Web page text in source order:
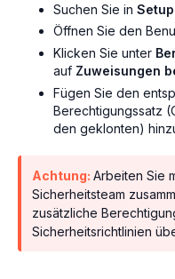
Suchen Sie in Setup
Öffnen Sie den
Klicken Sie unter
auf Zuweisungen
Fügen Sie den
Berechtigungssatz
den geklonten)
Achtung: Arbeiten Sie
Sicherheitsteam
zusätzliche
Sicherheitsrichtlinien